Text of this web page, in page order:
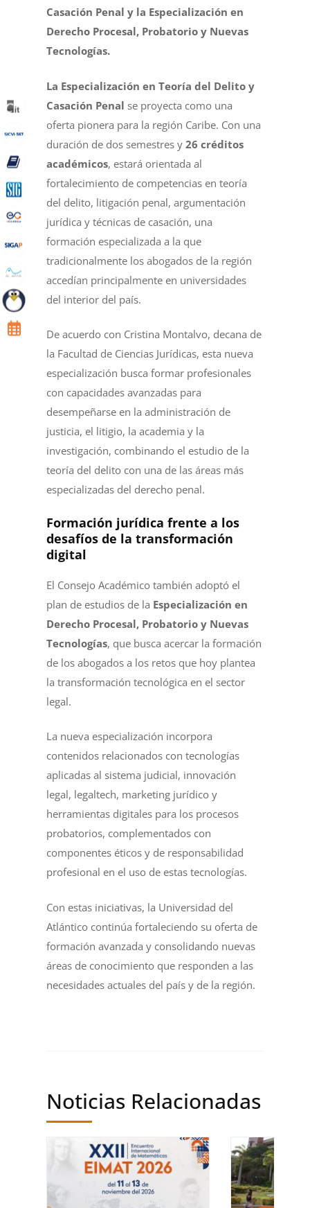
Casación Penal y la Especialización en
Derecho Procesal, Probatorio y Nuevas
Tecnologías.
La Especialización en Teoría del Delito y
Casación Penal se proyecta como una
oferta pionera para la región Caribe. Con una
duración de dos semestres y26 créditos
académicos, estará orientada al
fortalecimiento de competencias en teoría
del delito, litigación penal, argumentación
jurídica y técnicas de casación, una
formación especializada a la que
tradicionalmente los abogados de la región
accedían principalmente en universidades
del interior del país.
De acuerdo con Cristina Montalvo, decana de
la Facultad de Ciencias Jurídicas, esta nueva
especialización busca formar profesionales
con capacidades avanzadas para
desempeñarse en la administración de
justicia, el litigio, la academia y la
investigación, combinando el estudio de la
teoría del delito con una de las áreas más
especializadas del derecho penal.
Formación jurídica frente a los
desafíos de la transformación
digital
El Consejo Académico también adoptó el
plan de estudios de la Especialización en
Derecho Procesal, Probatorio y Nuevas
Tecnologías, que busca acercar la formación
de los abogados a los retos que hoy plantea
la transformación tecnológica en el sector
legal.
La nueva especialización incorpora
contenidos relacionados con tecnologías
aplicadas al sistema judicial, innovación
legal, legaltech, marketing jurídico y
herramientas digitales para los procesos
probatorios, complementados con
componentes éticos y de responsabilidad
profesional en el uso de estas tecnologías.
Con estas iniciativas, la Universidad del
Atlántico continúa fortaleciendo su oferta de
formación avanzada y consolidando nuevas
áreas de conocimiento que responden a las
necesidades actuales del país y de la región.
Noticias Relacionadas